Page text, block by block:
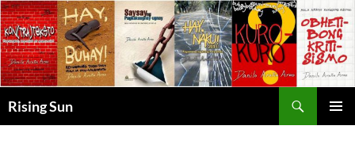
Skip
to
content
Rising Sun